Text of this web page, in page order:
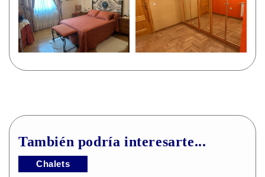
También podría interesarte...
Chalets